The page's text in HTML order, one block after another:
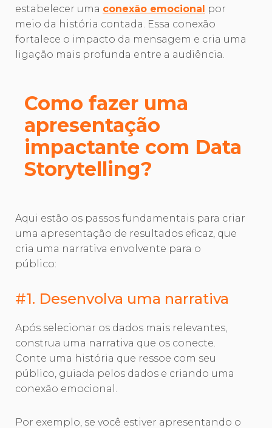
estabelecer uma conexão emocional por
meio da história contada. Essa conexão
fortalece o impacto da mensagem e cria uma
ligação mais profunda entre a audiência.
Como fazer uma
apresentação
impactante com Data
Storytelling?
Aqui estão os passos fundamentais para criar
uma apresentação de resultados eficaz, que
cria uma narrativa envolvente para o
público:
#1. Desenvolva uma narrativa
Após selecionar os dados mais relevantes,
construa uma narrativa que os conecte.
Conte uma história que ressoe com seu
público, guiada pelos dados e criando uma
conexão emocional.
Por exemplo, se você estiver apresentando o